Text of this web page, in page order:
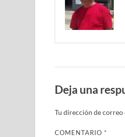
Deja una
Tu dirección de
COMENTARIO*